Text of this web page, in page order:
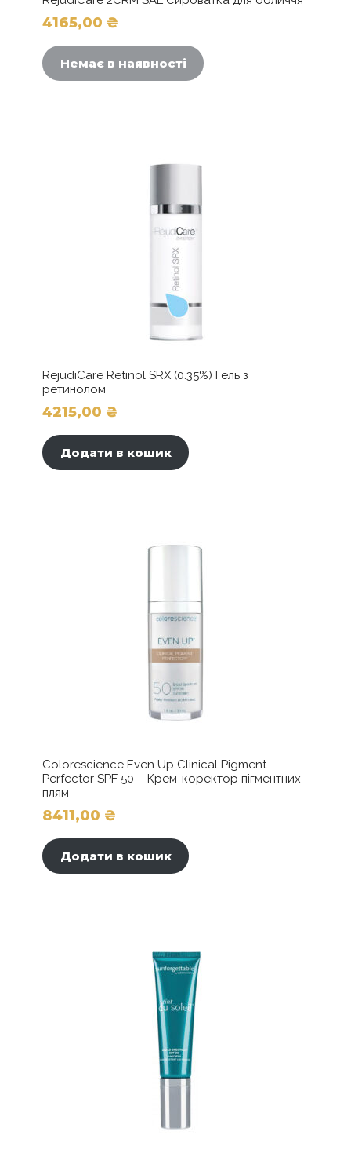
4165,00 ₴
Немає в наявності
RejudiCare Retinol SRX (0.35%) Гель з
ретинолом
4215,00 ₴
Додати в кошик
Colorescience Even Up Clinical Pigment
Perfector SPF 50 – Крем-коректор пігментних
плям
8411,00 ₴
Додати в кошик